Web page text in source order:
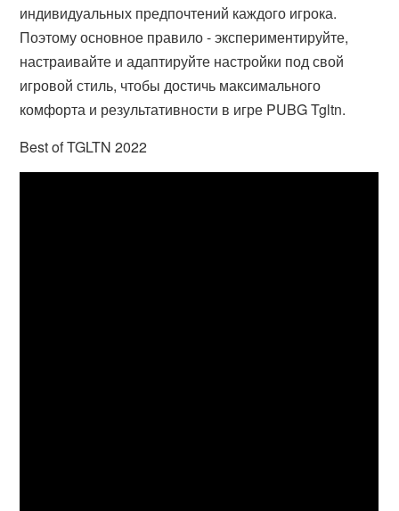
индивидуальных предпочтений каждого игрока.
Поэтому основное правило - экспериментируйте,
настраивайте и адаптируйте настройки под свой
игровой стиль, чтобы достичь максимального
комфорта и результативности в игре PUBG Tgltn.
Best of TGLTN 2022